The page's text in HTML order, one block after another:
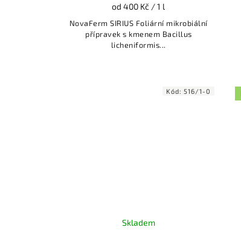
od 400 Kč / 1 l
NovaFerm SIRIUS Foliární mikrobiální
přípravek s kmenem Bacillus
licheniformis...
Skladem
Kód: 516/1-0